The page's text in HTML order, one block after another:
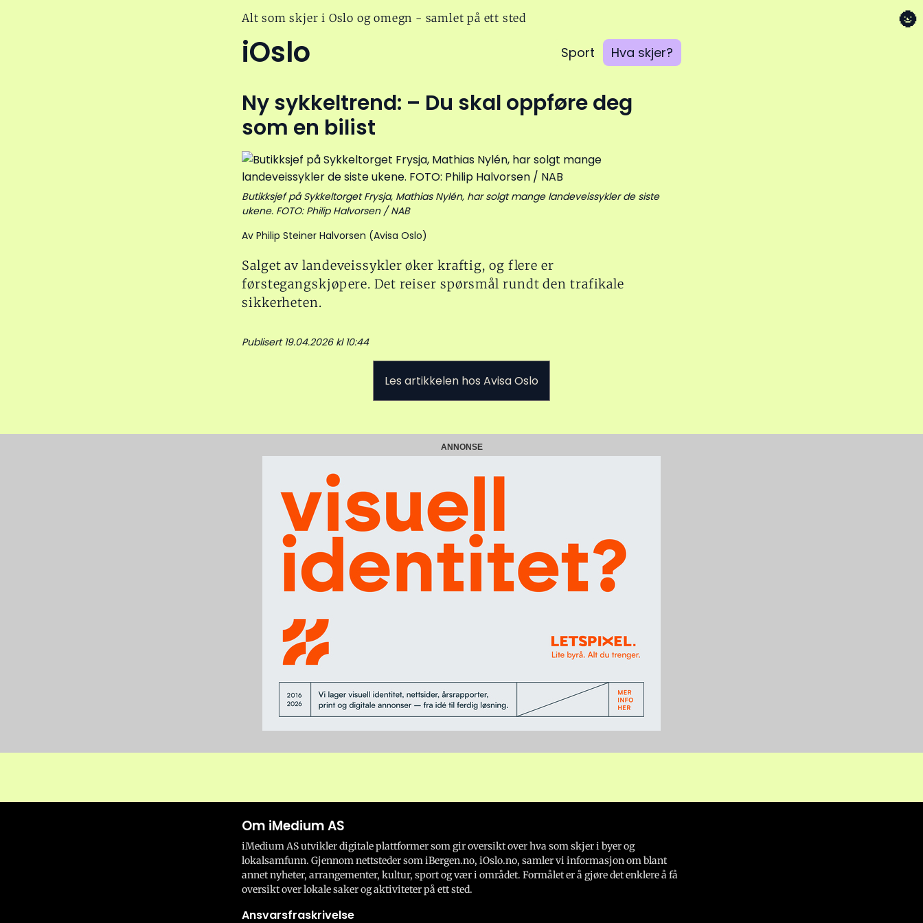
Alt som skjer i Oslo og omegn - samlet på ett sted
iOslo Sport Hva skjer?
🌚
Ny sykkeltrend: – Du skal oppføre deg
som en bilist
Butikksjef på Sykkeltorget Frysja, Mathias Nylén, har solgt mange landeveissykler de siste
ukene. FOTO: Philip Halvorsen / NAB
Av Philip Steiner Halvorsen (Avisa Oslo)
Salget av landeveissykler øker kraftig, og flere er
førstegangskjøpere. Det reiser spørsmål rundt den trafikale
sikkerheten.
Publisert 19.04.2026 kl 10:44
Les artikkelen hos Avisa Oslo
ANNONSE
Om iMedium AS
iMedium AS utvikler digitale plattformer som gir oversikt over hva som skjer i byer og
lokalsamfunn. Gjennom nettsteder som iBergen.no, iOslo.no, samler vi informasjon om blant
annet nyheter, arrangementer, kultur, sport og vær i området. Formålet er å gjøre det enklere å få
oversikt over lokale saker og aktiviteter på ett sted.
Ansvarsfraskrivelse